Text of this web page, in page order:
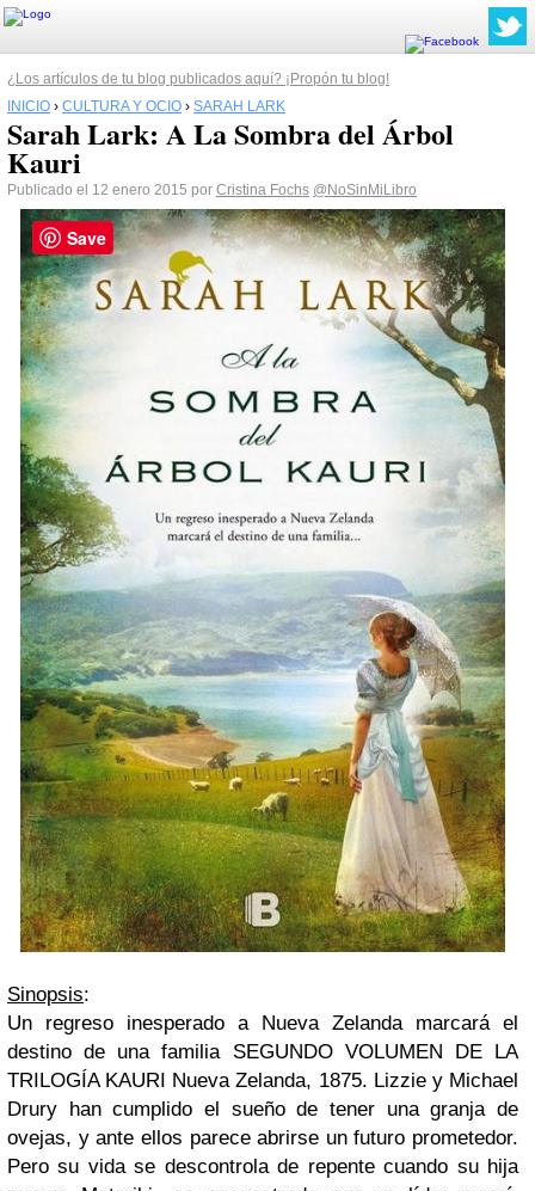
¿Los artículos de tu blog publicados aquí? ¡Propón tu blog!
INICIO › CULTURA Y OCIO › SARAH LARK
Sarah Lark: A La Sombra del Árbol
Kauri
Publicado el 12 enero 2015 por Cristina Fochs @NoSinMiLibro
Sinopsis:
Un regreso inesperado a Nueva Zelanda marcará el
destino de una familia SEGUNDO VOLUMEN DE LA
TRILOGÍA KAURI Nueva Zelanda, 1875. Lizzie y Michael
Drury han cumplido el sueño de tener una granja de
ovejas, y ante ellos parece abrirse un futuro prometedor.
Pero su vida se descontrola de repente cuando su hija
Save